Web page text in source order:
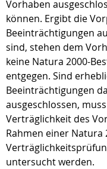
Vorhaben
können. Ergibt die
Beeinträchtigungen
sind, stehen dem
keine Natura 2000-
entgegen. Sind
Beeinträchtigungen
ausgeschlossen,
Verträglichkeit des
Rahmen einer Natura
untersucht werden.